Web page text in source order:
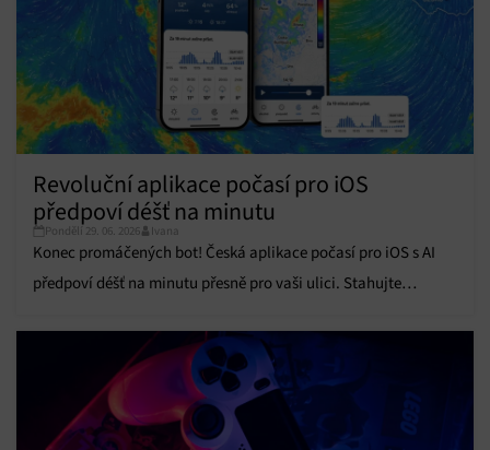
Přiřazování a kombinování údajů z jiných zdrojů
údajů, Propojení různých zařízení, Identifikace
zařízení na základě automaticky přenášených
informací.
Zajištění bezpečnosti, předcházení a zjišťování
podvodů a odstraňování chyb, Poskytování a
zobrazování reklamy a obsahu, Ukládání a sdělování
voleb ochrany osobních údajů.
Revoluční aplikace počasí pro iOS
předpoví déšť na minutu
Pondělí 29. 06. 2026 Ivana
Konec promáčených bot! Česká aplikace počasí pro iOS s AI
předpoví déšť na minutu přesně pro vaši ulici. Stahujte